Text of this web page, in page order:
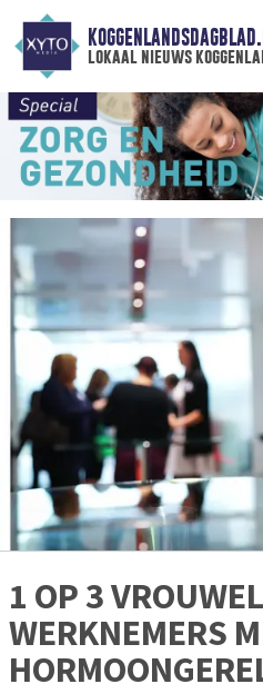
lokaal nieuws
1 OP 3
WERKNEMERS